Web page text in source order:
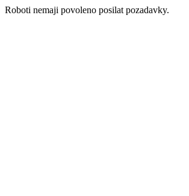
Roboti nemaji povoleno posilat pozadavky.